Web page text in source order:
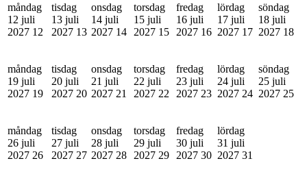
måndag
12 juli
2027 12
tisdag
13 juli
2027 13
onsdag
14 juli
2027 14
torsdag
15 juli
2027 15
fredag
16 juli
2027 16
lördag
17 juli
2027 17
söndag
18 juli
2027 18
måndag
19 juli
2027 19
tisdag
20 juli
2027 20
onsdag
21 juli
2027 21
torsdag
22 juli
2027 22
fredag
23 juli
2027 23
lördag
24 juli
2027 24
söndag
25 juli
2027 25
måndag
26 juli
2027 26
tisdag
27 juli
2027 27
onsdag
28 juli
2027 28
torsdag
29 juli
2027 29
fredag
30 juli
2027 30
lördag
31 juli
2027 31